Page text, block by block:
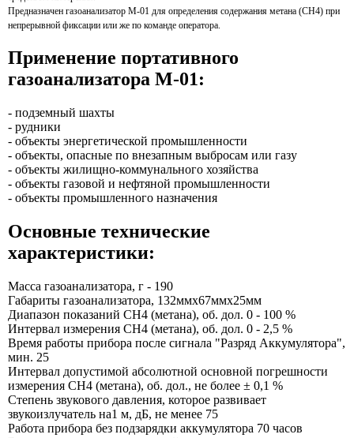
Предназначен газоанализатор М-01 для определения содержания метана (СН4) при
непрерывной фиксации или же по команде оператора.
Применение портативного
газоанализатора М-01:
- подземный шахты
- рудники
- объекты энергетической промышленности
- объекты, опасные по внезапным выбросам или газу
- объекты жилищно-коммунального хозяйства
- объекты газовой и нефтяной промышленности
- объекты промышленного назначения
Основные технические
характеристики:
Масса газоанализатора, г - 190
Габариты газоанализатора, 132ммх67ммх25мм
Диапазон показаний CH4 (метана), об. дол. 0 - 100 %
Интервал измерения СН4 (метана), об. дол. 0 - 2,5 %
Время работы прибора после сигнала "Разряд Аккумулятора",
мин. 25
Интервал допустимой абсолютной основной погрешности
измерения СН4 (метана), об. дол., не более ± 0,1 %
Степень звукового давления, которое развивает
звукоизлучатель на1 м, дБ, не менее 75
Работа прибора без подзарядки аккумулятора 70 часов